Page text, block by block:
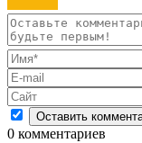
0 комментариев